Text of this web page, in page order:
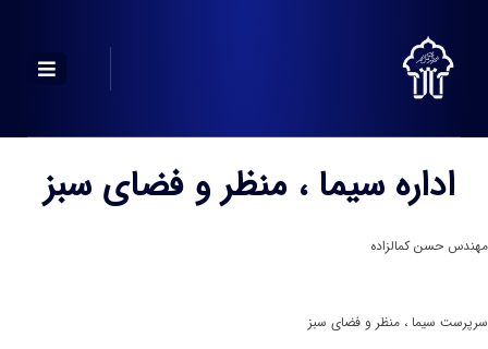
اداره سیما ، منظر و فضای سبز
مهندس حسن کمالزاده
سرپرست سیما ، منظر و فضای سبز